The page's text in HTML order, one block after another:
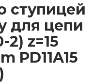
ступицей
для цепи
2) z=15
PD11A15